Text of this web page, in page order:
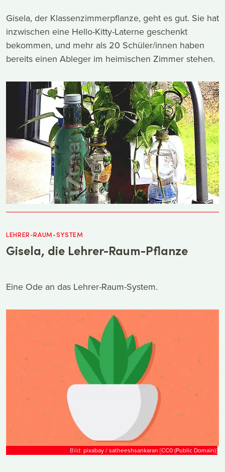
Gisela, der Klassenzimmerpflanze, geht es gut. Sie hat
inzwischen eine Hello-Kitty-Laterne geschenkt
bekommen, und mehr als 20 Schüler/innen haben
bereits einen Ableger im heimischen Zimmer stehen.
LEHRER-RAUM-SYSTEM
Gisela, die Lehrer-Raum-Pflanze
Eine Ode an das Lehrer-Raum-System.
Bild: pixabay / satheeshsankaran [CC0 (Public Domain)]